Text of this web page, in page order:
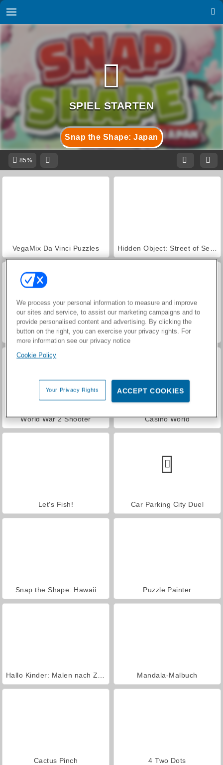
Snap the Shape: Japan
85%
VegaMix Da Vinci Puzzles
Farm Merge Valley
World War 2 Shooter Casino World
Let's Fish! Car Parking City Duel
Snap the Shape: Hawaii Puzzle Painter
Mandala-Malbuch
Cactus Pinch 4 Two Dots
We process your personal information to measure and improve
our sites and service, to assist our marketing campaigns and to
provide personalised content and advertising. By clicking the
button on the right, you can exercise your privacy rights. For
more information see our privacy notice
Cookie Policy
Your Privacy Rights ACCEPT COOKIES